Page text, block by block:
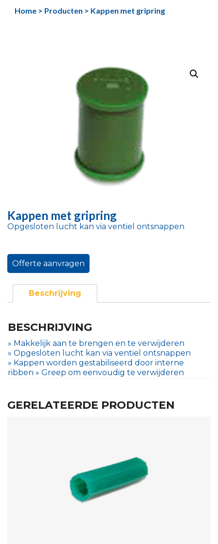
naarHome > Producten > Kappen met gripring
Kappen met gripring
Opgesloten lucht kan via ventiel ontsnappen
Offerte aanvragen
Beschrijving
BESCHRIJVING
» Makkelijk aan te brengen en te verwijderen
» Opgesloten lucht kan via ventiel ontsnappen
» Kappen worden gestabiliseerd door interne
ribben » Greep om eenvoudig te verwijderen
GERELATEERDE PRODUCTEN